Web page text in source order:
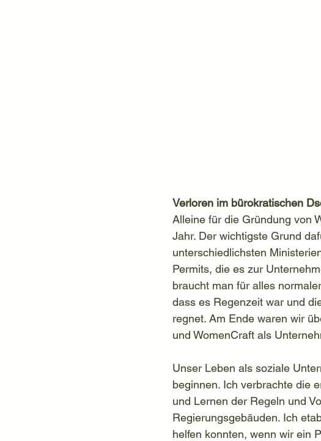
Verloren im bürokratischen
Alleine für die Gründung von
Jahr. Der wichtigste Grund
unterschiedlichsten
Permits, die es zur
braucht man für alles
dass es Regenzeit war und
regnet. Am Ende waren wir
und WomenCraft als
Unser Leben als soziale
beginnen. Ich verbrachte die
und Lernen der Regeln und
Regierungsgebäuden. Ich
helfen konnten, wenn wir ein